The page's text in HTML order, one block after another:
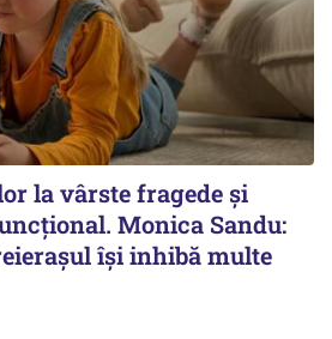
la vârste fragede și
Monica Sandu:
își inhibă multe